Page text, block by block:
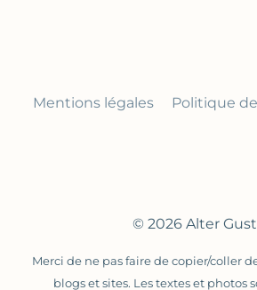
Mentions légales Politique
© 2026 Alter
Merci de ne pas faire de copier/coller
blogs et sites. Les textes et photos